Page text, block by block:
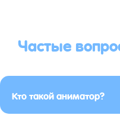
Частые
Кто такой аниматор?